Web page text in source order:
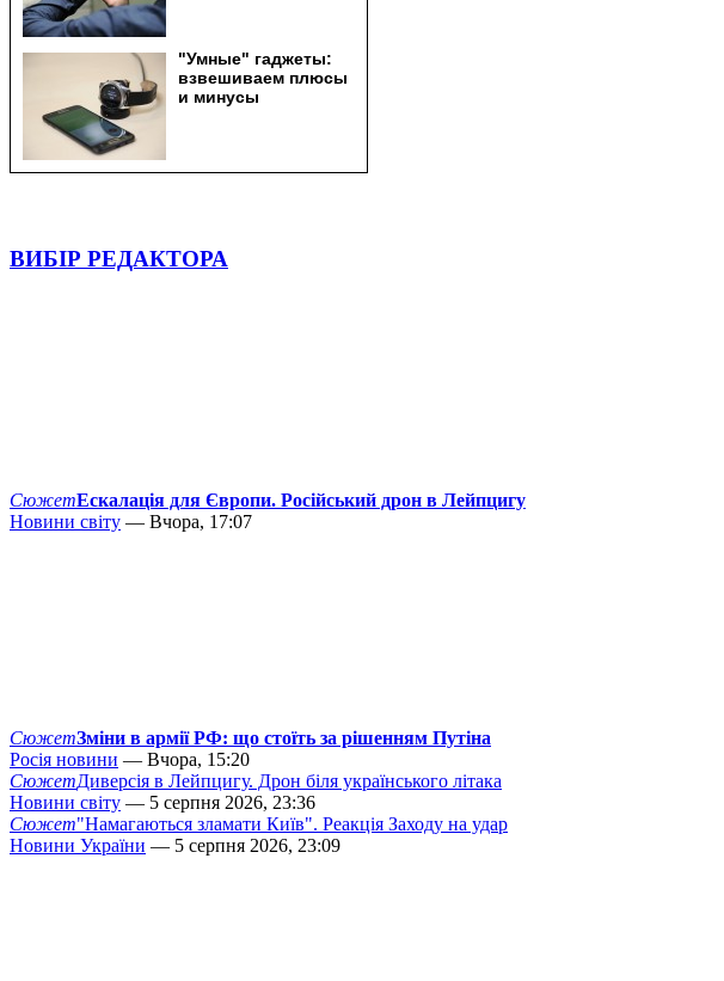
ВИБІР РЕДАКТОРА
СюжетЕскалація для Європи. Російський дрон в Лейпцигу
Новини світу — Вчора, 17:07
СюжетЗміни в армії РФ: що стоїть за рішенням Путіна
Росія новини — Вчора, 15:20
СюжетДиверсія в Лейпцигу. Дрон біля українського літака
Новини світу — 5 серпня 2026, 23:36
Сюжет"Намагаються зламати Київ". Реакція Заходу на удар
Новини України — 5 серпня 2026, 23:09